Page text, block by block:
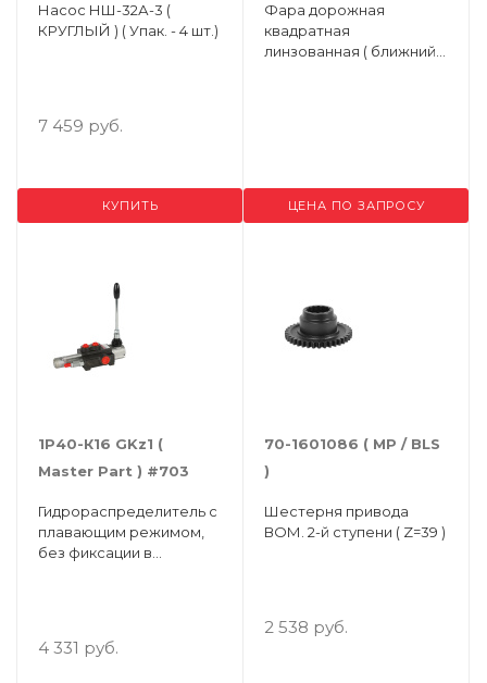
Насос НШ-32А-3 (
КРУГЛЫЙ ) ( Упак. - 4 шт.)
7 459 руб.
КУПИТЬ
Фара дорожная
квадратная
линзованная ( ближний/
ЦЕНА ПО ЗАПРОСУ
1Р40-К16 GKz1 (
Master Part ) #703
Гидрораспределитель c
плавающим режимом,
без фиксации в
4 331 руб.
70-1601086 ( МР / BLS
)
Шестерня привода
ВОМ. 2-й ступени ( Z=39 )
2 538 руб.